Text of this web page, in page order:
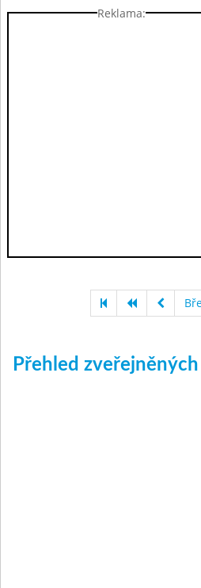
Reklama:
Přehled